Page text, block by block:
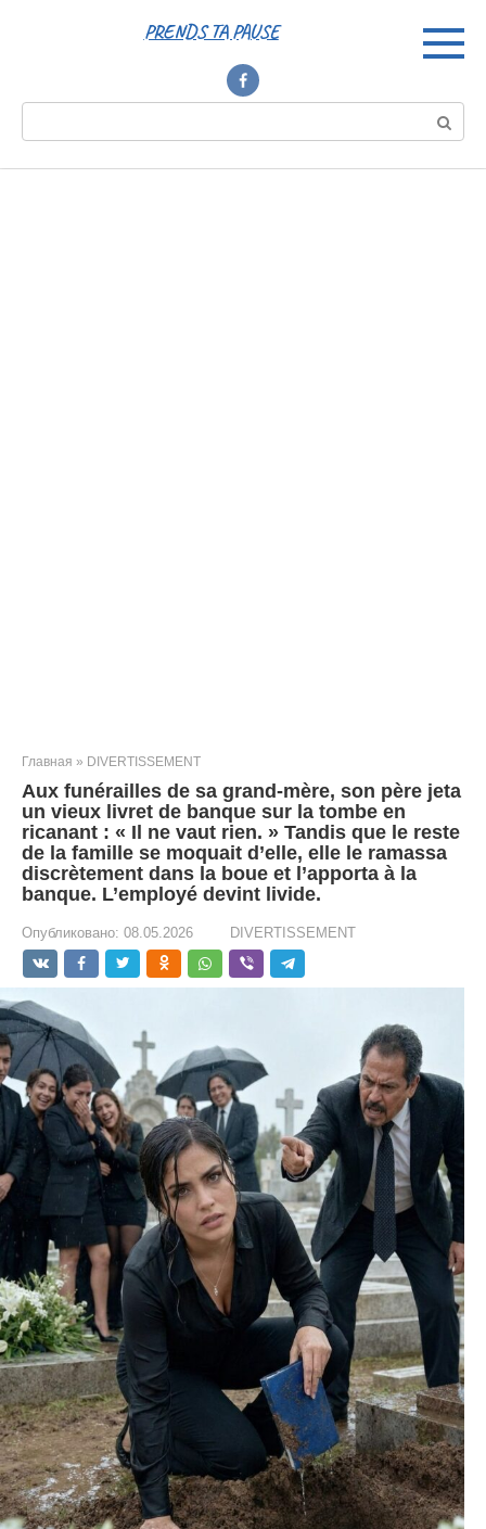
PRENDS TA PAUSE
Главная » DIVERTISSEMENT
Aux funérailles de sa grand-mère, son père jeta
un vieux livret de banque sur la tombe en
ricanant : « Il ne vaut rien. » Tandis que le reste
de la famille se moquait d’elle, elle le ramassa
discrètement dans la boue et l’apporta à la
banque. L’employé devint livide.
Опубликовано: 08.05.2026 DIVERTISSEMENT